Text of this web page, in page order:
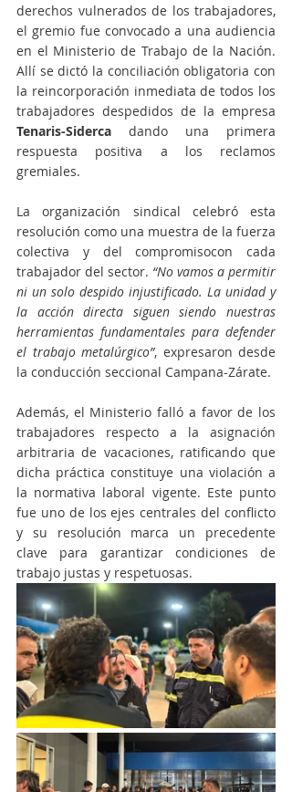
derechos vulnerados de los trabajadores,
el gremio fue convocado a una audiencia
en el Ministerio de Trabajo de la Nación.
Allí se dictó la conciliación obligatoria con
la reincorporación inmediata de todos los
Tenaris-Siderca dando una primera
respuesta positiva a los reclamos
gremiales.
La organización sindical celebró esta
resolución como una muestra de la fuerza
colectiva y del compromisocon cada
trabajador del sector. “No vamos a permitir
ni un solo despido injustificado. La unidad y
la acción directa siguen siendo nuestras
herramientas fundamentales para defender
el trabajo metalúrgico”, expresaron desde
la conducción seccional Campana-Zárate.
Además, el Ministerio falló a favor de los
trabajadores respecto a la asignación
arbitraria de vacaciones, ratificando que
dicha práctica constituye una violación a
la normativa laboral vigente. Este punto
fue uno de los ejes centrales del conflicto
y su resolución marca un precedente
clave para garantizar condiciones de
trabajo justas y respetuosas.